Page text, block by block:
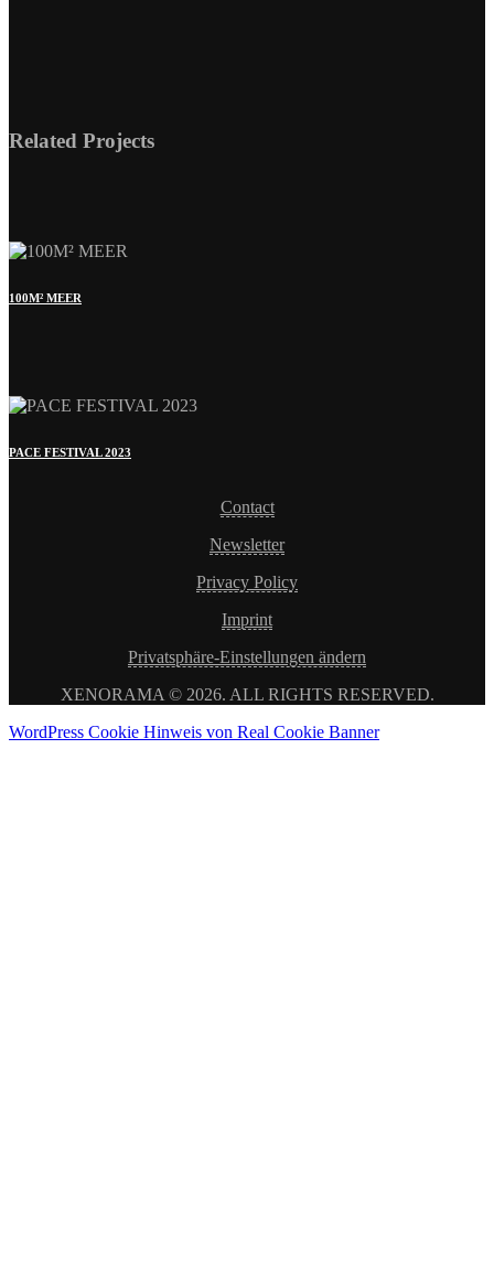
100M² MEER
PACE FESTIVAL 2023
Contact
Newsletter
Privacy Policy
Imprint
Privatsphäre-Einstellungen ändern
XENORAMA © 2026. ALL RIGHTS RESERVED.
WordPress Cookie Hinweis von Real Cookie Banner